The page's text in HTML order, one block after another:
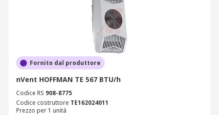
Fornito dal produttore
nVent HOFFMAN TE 567 BTU/h
Codice RS 908-8775
Codice costruttore TE162024011
Prezzo per 1 unità